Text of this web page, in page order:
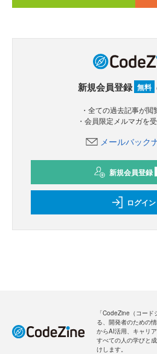
新規会員登録 無料
・全ての過去記事が閲
・会員限定メルマガを
メールバック
新規会員登録
ログイン
「CodeZine（コー
る、開発者のための
からAI活用、キャリ
すべての人の学びと
けします。